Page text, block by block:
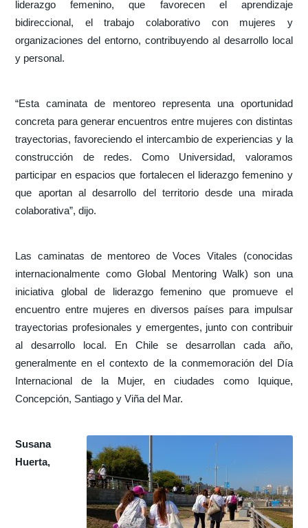
liderazgo femenino, que favorecen el aprendizaje
bidireccional, el trabajo colaborativo con mujeres y
organizaciones del entorno, contribuyendo al desarrollo local
y personal.
“Esta caminata de mentoreo representa una oportunidad
concreta para generar encuentros entre mujeres con distintas
trayectorias, favoreciendo el intercambio de experiencias y la
construcción de redes. Como Universidad, valoramos
participar en espacios que fortalecen el liderazgo femenino y
que aportan al desarrollo del territorio desde una mirada
colaborativa”, dijo.
Las caminatas de mentoreo de Voces Vitales (conocidas
internacionalmente como Global Mentoring Walk) son una
iniciativa global de liderazgo femenino que promueve el
encuentro entre mujeres en diversos países para impulsar
trayectorias profesionales y emergentes, junto con contribuir
al desarrollo local. En Chile se desarrollan cada año,
generalmente en el contexto de la conmemoración del Día
Internacional de la Mujer, en ciudades como Iquique,
Concepción, Santiago y Viña del Mar.
Susana
Huerta,